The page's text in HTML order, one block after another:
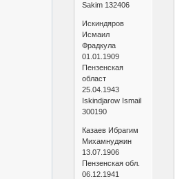
Sakim 132406
Искиндяров
Исмаил
Фрадкула
01.01.1909
Пензенская
област
25.04.1943
Iskindjarow Ismail
300190
Казаев Ибрагим
Михамнуджин
13.07.1906
Пензенская обл.
06.12.1941